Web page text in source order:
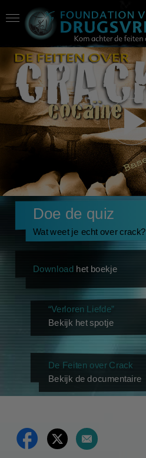
Doe de quiz
Wat weet je echt over crack?
Download het boekje
“Verloren Liefde”
Bekijk het spotje
De Feiten over Crack
Bekijk de documentaire